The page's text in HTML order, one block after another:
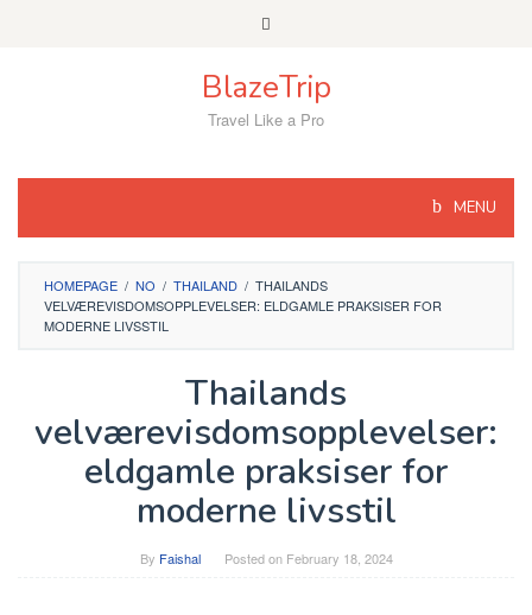
BlazeTrip
Travel Like a Pro
MENU
HOMEPAGE / NO / THAILAND / THAILANDS
VELVÆREVISDOMSOPPLEVELSER: ELDGAMLE PRAKSISER FOR
MODERNE LIVSSTIL
Thailands
velværevisdomsopplevelser:
eldgamle praksiser for
moderne livsstil
By Faishal Posted on February 18, 2024